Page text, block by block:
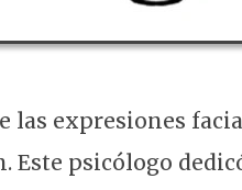
las expresiones
Este psicólogo